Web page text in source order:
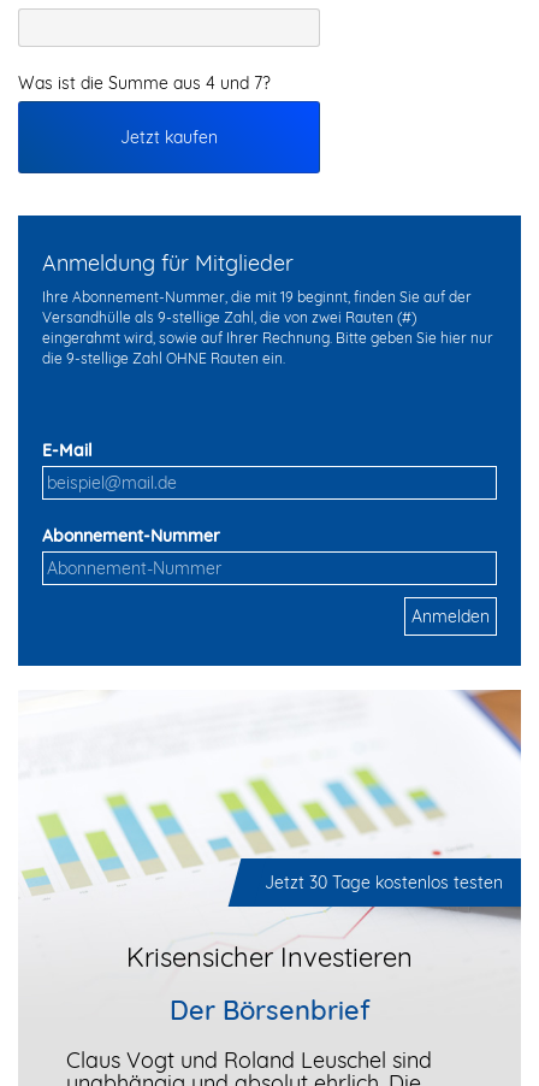
Was ist die Summe aus 4 und 7?
Jetzt kaufen
Anmeldung für Mitglieder
Ihre Abonnement-Nummer, die mit 19 beginnt, finden Sie auf der
Versandhülle als 9-stellige Zahl, die von zwei Rauten (#)
eingerahmt wird, sowie auf Ihrer Rechnung. Bitte geben Sie hier nur
die 9-stellige Zahl OHNE Rauten ein.
E-Mail
Abonnement-Nummer
Anmelden
Jetzt 30 Tage kostenlos testen
Krisensicher Investieren
Der Börsenbrief
Claus Vogt und Roland Leuschel sind